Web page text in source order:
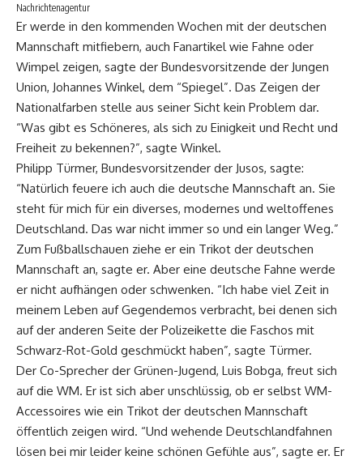
Nachrichtenagentur
Er werde in den kommenden Wochen mit der deutschen
Mannschaft mitfiebern, auch Fanartikel wie Fahne oder
Wimpel zeigen, sagte der Bundesvorsitzende der Jungen
Union, Johannes Winkel, dem “Spiegel”. Das Zeigen der
Nationalfarben stelle aus seiner Sicht kein Problem dar.
“Was gibt es Schöneres, als sich zu Einigkeit und Recht und
Freiheit zu bekennen?”, sagte Winkel.
Philipp Türmer, Bundesvorsitzender der Jusos, sagte:
“Natürlich feuere ich auch die deutsche Mannschaft an. Sie
steht für mich für ein diverses, modernes und weltoffenes
Deutschland. Das war nicht immer so und ein langer Weg.”
Zum Fußballschauen ziehe er ein Trikot der deutschen
Mannschaft an, sagte er. Aber eine deutsche Fahne werde
er nicht aufhängen oder schwenken. “Ich habe viel Zeit in
meinem Leben auf Gegendemos verbracht, bei denen sich
auf der anderen Seite der Polizeikette die Faschos mit
Schwarz-Rot-Gold geschmückt haben”, sagte Türmer.
Der Co-Sprecher der Grünen-Jugend, Luis Bobga, freut sich
auf die WM. Er ist sich aber unschlüssig, ob er selbst WM-
Accessoires wie ein Trikot der deutschen Mannschaft
öffentlich zeigen wird. “Und wehende Deutschlandfahnen
lösen bei mir leider keine schönen Gefühle aus”, sagte er. Er